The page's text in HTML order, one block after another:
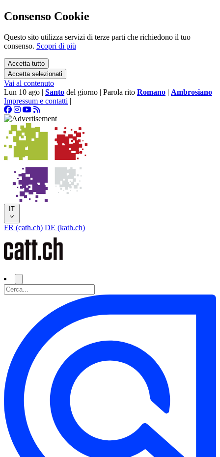
Consenso Cookie
Questo sito utilizza servizi di terze parti che richiedono il tuo
consenso. Scopri di più
Accetta tutto
Accetta selezionati
Vai al contenuto
Lun 10 ago | Santo del giorno | Parola rito Romano | Ambrosiano
Impressum e contatti |
IT
FR (cath.ch) DE (kath.ch)